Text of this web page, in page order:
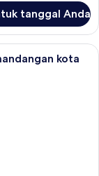
tanggal Anda
minibar, brankas,
kota